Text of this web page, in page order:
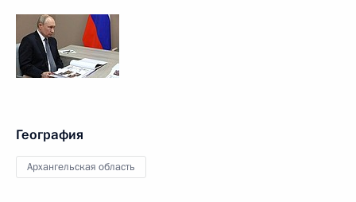
География
Архангельская область